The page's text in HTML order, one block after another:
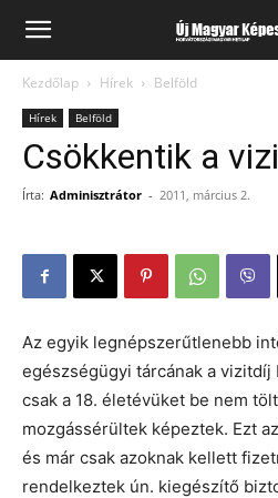
Kezdőlap Hírek Belföld
Hírek Belföld
Csökkentik a
Írta: Adminisztrátor - 2011, március 2.
Az egyik legnépszerűtlenebb
egészségügyi tárcának a
csak a 18. életévüket be nem
mozgássérültek képeztek. Ezt
és már csak azoknak kellett
rendelkeztek ún. kiegészítő